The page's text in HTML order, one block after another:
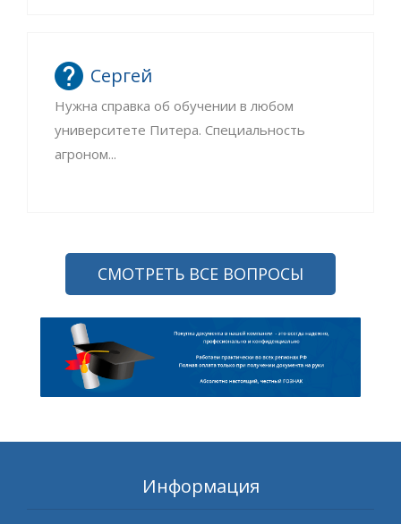
Сергей
Нужна справка об обучении в любом
университете Питера. Специальность
агроном...
СМОТРЕТЬ ВСЕ ВОПРОСЫ
Информация